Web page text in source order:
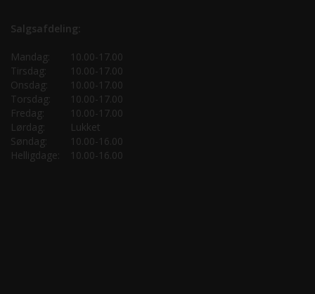
Salgsafdeling:
Mandag:
10.00-17.00
Tirsdag:
10.00-17.00
Onsdag:
10.00-17.00
Torsdag:
10.00-17.00
Fredag:
10.00-17.00
Lørdag:
Lukket
Søndag:
10.00-16.00
Helligdage:
10.00-16.00